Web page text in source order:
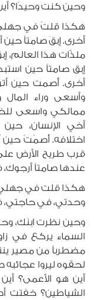
وحين كنت وحيدًا؟
هكذا قلتُ في جهلي:
أخرى. إبقَ صامتاً حين
ملذّات هذا
إبق صامتاً حين
أخرى. أُصمت حين
وأسعى وراء
ممالكي واسعى
أخي الإنسان،
اختلافه. أُصمُتْ حين
قرب طريح الأرض على
عندها صامتاً
هكذا قلت في
وحدتي، في حاجتي،
وحين نظرت ابنَك،
السماء يركع في
مضطرباً من مصير
لحقوه ليروا عجائبه
أين هو الأعمى؟
الشياطين؟ خفتت